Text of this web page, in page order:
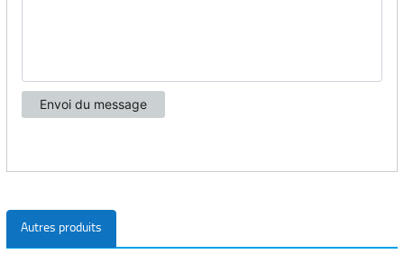
Autres produits